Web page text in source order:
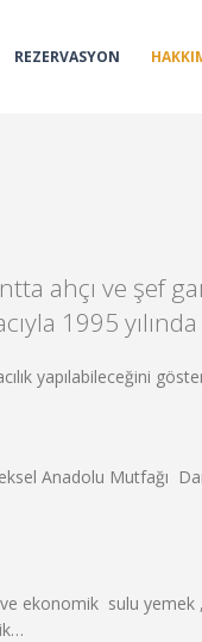
REZERVASYON
ahçı ve şef
1995
yapılabileceğini
Anadolu Mutfağı
ekonomik sulu yemek